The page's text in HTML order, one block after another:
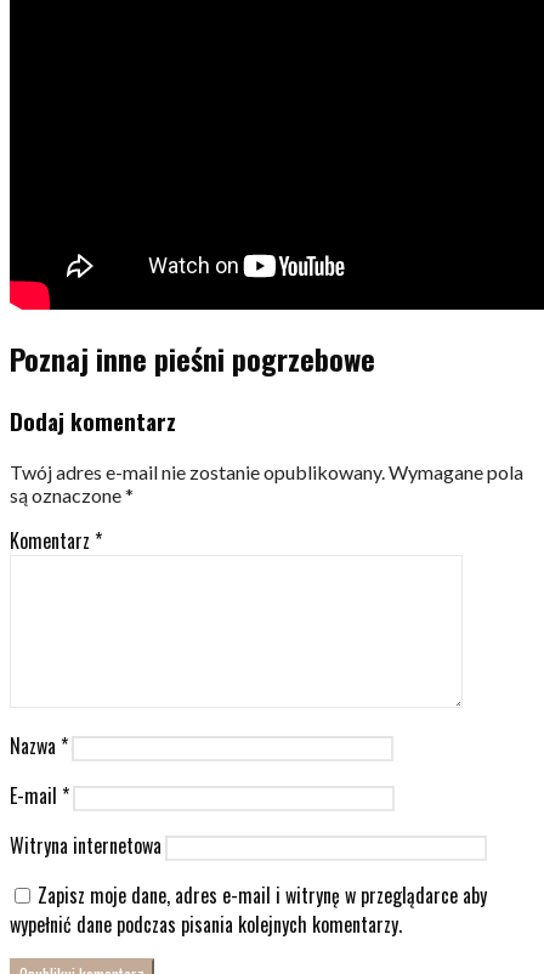
Poznaj inne pieśni pogrzebowe
Dodaj komentarz
Twój adres e-mail nie zostanie opublikowany.Wymagane pola
są oznaczone*
Komentarz *
Nazwa *
E-mail *
Witryna internetowa
Zapisz moje dane, adres e-mail i witrynę w przeglądarce aby
wypełnić dane podczas pisania kolejnych komentarzy.